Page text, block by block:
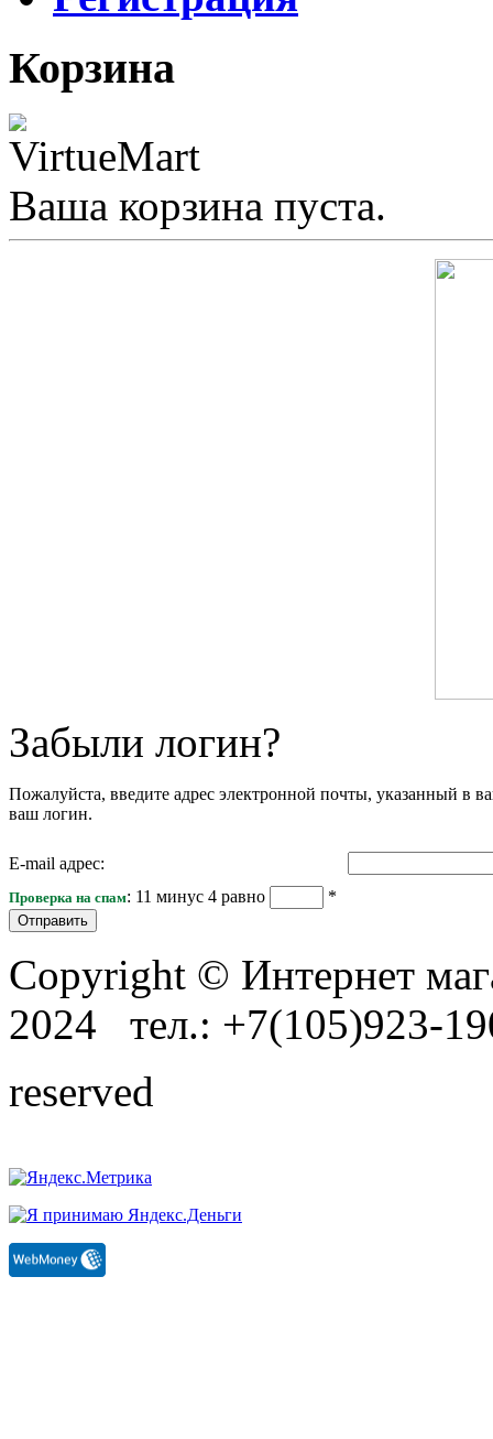
Корзина
Ваша корзина пуста.
Забыли логин?
Пожалуйста, введите адрес электронной почты, указанный в
ваш логин.
E-mail адрес:
Проверка на спам: 11 минус 4 равно *
Отправить
Copyright © Интернет
2024 тел.: +7(105)923-
reserved